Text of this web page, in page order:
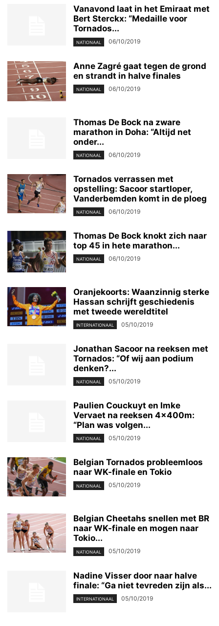
Vanavond laat in het Emiraat met
Bert Sterckx: “Medaille voor
Tornados...
NATIONAAL 06/10/2019
Anne Zagré gaat tegen de grond
en strandt in halve finales
NATIONAAL 06/10/2019
Thomas De Bock na zware
marathon in Doha: “Altijd net
onder...
NATIONAAL 06/10/2019
Tornados verrassen met
opstelling: Sacoor startloper,
Vanderbemden komt in de ploeg
NATIONAAL 06/10/2019
Thomas De Bock knokt zich naar
top 45 in hete marathon...
NATIONAAL 06/10/2019
Oranjekoorts: Waanzinnig sterke
Hassan schrijft geschiedenis
met tweede wereldtitel
INTERNATIONAAL 05/10/2019
Jonathan Sacoor na reeksen met
Tornados: “Of wij aan podium
denken?...
NATIONAAL 05/10/2019
Paulien Couckuyt en Imke
Vervaet na reeksen 4x400m:
“Plan was volgen...
NATIONAAL 05/10/2019
Belgian Tornados probleemloos
naar WK-finale en Tokio
NATIONAAL 05/10/2019
Belgian Cheetahs snellen met BR
naar WK-finale en mogen naar
Tokio...
NATIONAAL 05/10/2019
Nadine Visser door naar halve
finale: “Ga niet tevreden zijn als...
INTERNATIONAAL 05/10/2019